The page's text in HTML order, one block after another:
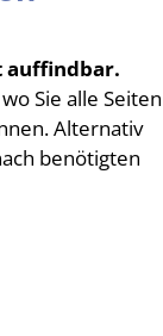
auffindbar.
Sie alle Seiten
Alternativ
benötigten